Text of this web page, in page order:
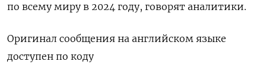
по всему миру в 2024 году, говорят аналитики.
Оригинал сообщения на английском языке
доступен по коду